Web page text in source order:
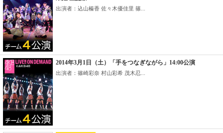
出演者：込山榛香 佐々木優佳里 篠...
2014年3月1日（土）「手をつなぎながら」14:00公演
出演者：篠崎彩奈 村山彩希 茂木忍...